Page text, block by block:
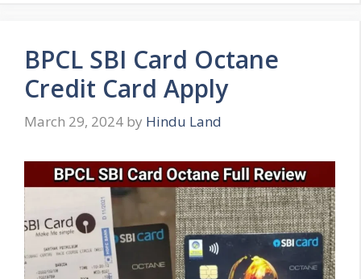
BPCL SBI Card Octane
Credit Card Apply
March 29, 2024 by Hindu Land